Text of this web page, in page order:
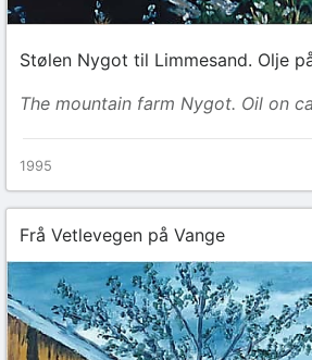
Stølen Nygot til Limmesand. Olje
The mountain farm Nygot. Oil on
1995
Frå Vetlevegen på Vange